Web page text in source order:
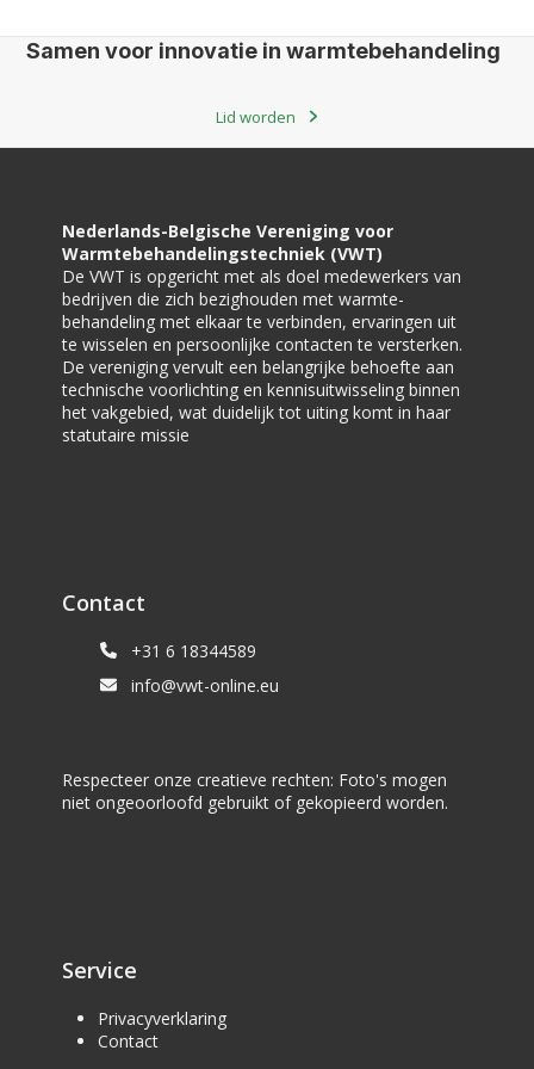
Samen voor innovatie in warmtebehandeling
Lid worden
Nederlands-Belgische Vereniging voor
Warmtebehandelingstechniek (VWT)
De VWT is opgericht met als doel medewerkers van
bedrijven die zich bezighouden met warmte-
behandeling met elkaar te verbinden, ervaringen uit
te wisselen en persoonlijke contacten te versterken.
De vereniging vervult een belangrijke behoefte aan
technische voorlichting en kennisuitwisseling binnen
het vakgebied, wat duidelijk tot uiting komt in haar
statutaire missie
Contact
+31 6 18344589
info@vwt-online.eu
Respecteer onze creatieve rechten: Foto's mogen
niet ongeoorloofd gebruikt of gekopieerd worden.
Service
Privacyverklaring
Contact